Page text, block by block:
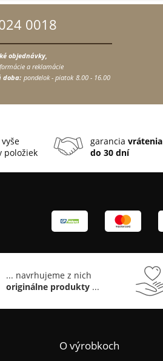
0018
objednávky,
a reklamácie
doba: pondelok - piatok 8.00 - 16.00
položiek
garanciavrátenia
do 30 dní
O výrobkoch
... navrhujeme z nich
originálne produkty...